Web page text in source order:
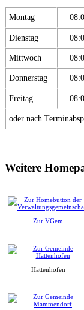
Montag
Dienstag
Mittwoch
Donnerstag
Freitag
oder nach
Weitere
Zur VGem
Hattenhofen